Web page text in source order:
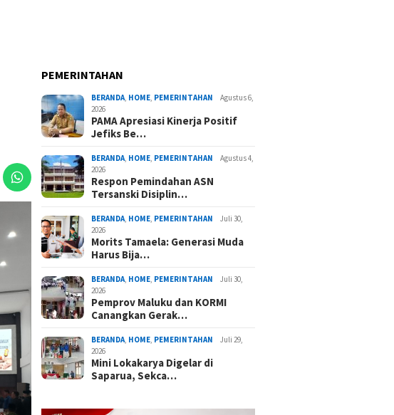
PEMERINTAHAN
BERANDA, HOME, PEMERINTAHAN
Agustus 6,
2026
PAMA Apresiasi Kinerja Positif
Jefiks Be…
BERANDA, HOME, PEMERINTAHAN
Agustus 4,
2026
Respon Pemindahan ASN
Tersanski Disiplin…
BERANDA, HOME, PEMERINTAHAN
Juli 30,
2026
Morits Tamaela: Generasi Muda
Harus Bija…
BERANDA, HOME, PEMERINTAHAN
Juli 30,
2026
Pemprov Maluku dan KORMI
Canangkan Gerak…
BERANDA, HOME, PEMERINTAHAN
Juli 29,
2026
Mini Lokakarya Digelar di
Saparua, Sekca…